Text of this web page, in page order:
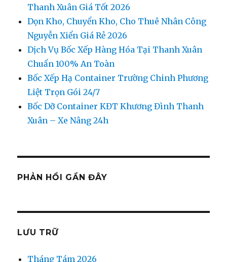
Thanh Xuân Giá Tốt 2026
Dọn Kho, Chuyển Kho, Cho Thuê Nhân Công
Nguyễn Xiển Giá Rẻ 2026
Dịch Vụ Bốc Xếp Hàng Hóa Tại Thanh Xuân
Chuẩn 100% An Toàn
Bốc Xếp Hạ Container Trường Chinh Phương
Liệt Trọn Gói 24/7
Bốc Dỡ Container KĐT Khương Đình Thanh
Xuân – Xe Nâng 24h
PHẢN HỒI GẦN ĐÂY
LƯU TRỮ
Tháng Tám 2026